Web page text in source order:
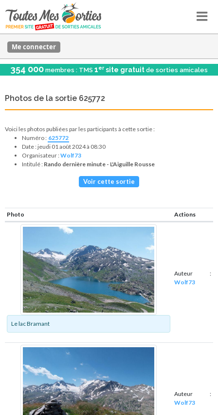
Me connecter
354 000 membres : TMS 1er site gratuit de sorties amicales
Photos de la sortie 625772
Voici les photos publiées par les participants à cette sortie :
Numéro : 625772
Date : jeudi 01 août 2024 à 08:30
Organisateur :Wolf73
Intitulé : Rando dernière minute - L'Aiguille Rousse
Voir cette sortie
Photo Actions
Le lac Bramant
Auteur :
Wolf73
Auteur :
Wolf73